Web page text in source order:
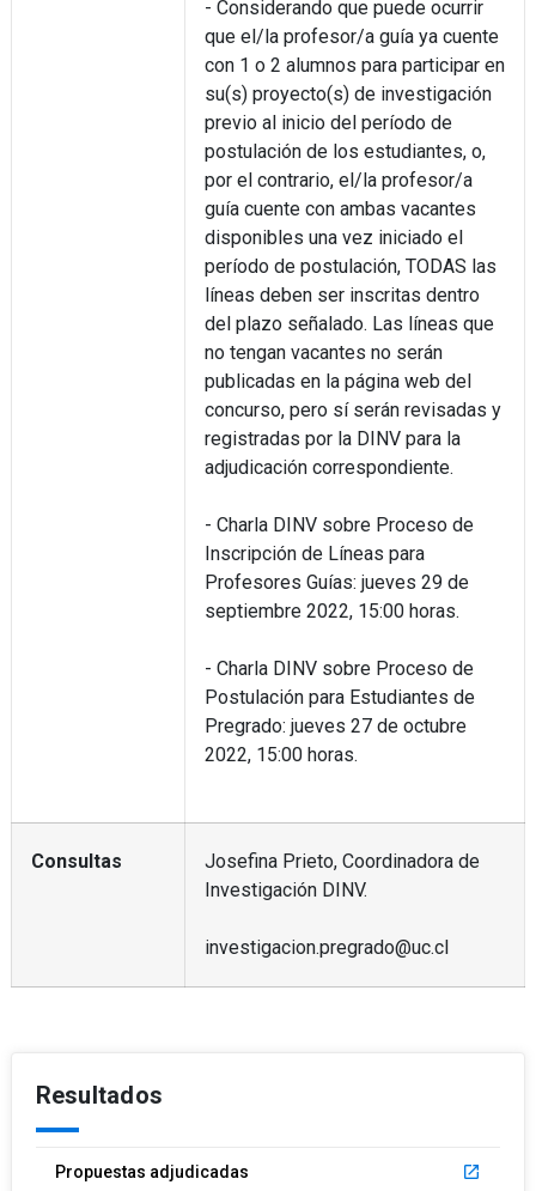
- Considerando que puede ocurrir
que el/la profesor/a guía ya cuente
con 1 o 2 alumnos para participar en
su(s) proyecto(s) de investigación
previo al inicio del período de
postulación de los estudiantes, o,
por el contrario, el/la profesor/a
guía cuente con ambas vacantes
disponibles una vez iniciado el
período de postulación, TODAS las
líneas deben ser inscritas dentro
del plazo señalado. Las líneas que
no tengan vacantes no serán
publicadas en la página web del
concurso, pero sí serán revisadas y
registradas por la DINV para la
adjudicación correspondiente.
- Charla DINV sobre Proceso de
Inscripción de Líneas para
Profesores Guías: jueves 29 de
septiembre 2022, 15:00 horas.
- Charla DINV sobre Proceso de
Postulación para Estudiantes de
Pregrado: jueves 27 de octubre
2022, 15:00 horas.
Consultas
Josefina Prieto, Coordinadora de
Investigación DINV.
investigacion.pregrado@uc.cl
Resultados
Propuestas adjudicadas launch